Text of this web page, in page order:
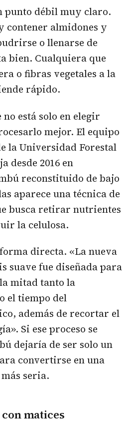
punto débil muy claro.
contener almidones y
o llenarse de
bien. Cualquiera que
o fibras vegetales a la
rápido.
no está solo en elegir
mejor. El equipo
la Universidad Forestal
desde 2016 en
reconstituido de bajo
aparece una técnica de
busca retirar nutrientes
la celulosa.
directa. «La nueva
suave fue diseñada para
mitad tanto la
el tiempo del
además de recortar el
Si ese proceso se
dejaría de ser solo un
convertirse en una
seria.
matices